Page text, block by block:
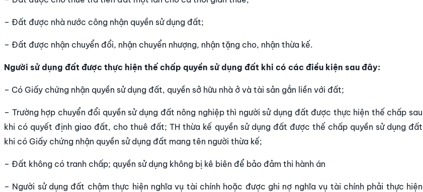
– Đất được nhà nước công nhận quyền sử dụng đất;
– Đất được nhận chuyển đổi, nhận chuyển nhượng, nhận tặng cho, nhận thừa kế.
Người sử dụng đất được thực hiện thế chấp quyền sử dụng đất khi có các điều kiện sau đây:
– Có Giấy chứng nhận quyền sử dụng đất, quyền sở hữu nhà ở và tài sản gắn liền với đất;
– Trường hợp chuyển đổi quyền sử dụng đất nông nghiệp thì người sử dụng đất được thực hiện thế chấp sau
khi có quyết định giao đất, cho thuê đất; TH thừa kế quyền sử dụng đất được thế chấp quyền sử dụng đất
khi có Giấy chứng nhận quyền sử dụng đất mang tên người thừa kế;
– Đất không có tranh chấp; quyền sử dụng không bị kê biên để bảo đảm thi hành án
– Người sử dụng đất chậm thực hiện nghĩa vụ tài chính hoặc được ghi nợ nghĩa vụ tài chính phải thực hiện